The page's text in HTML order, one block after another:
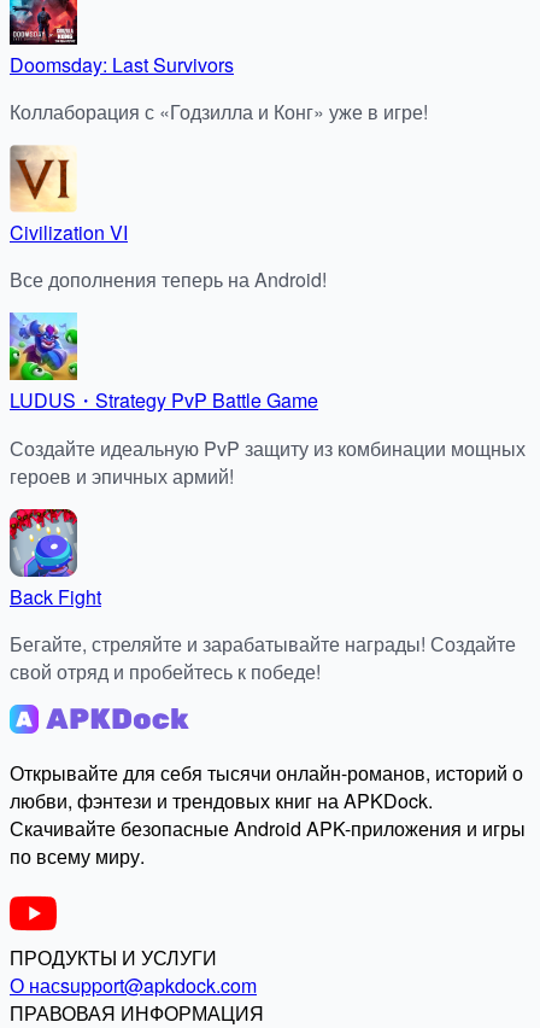
Doomsday: Last Survivors
Коллаборация с «Годзилла и Конг» уже в игре!
Civilization VI
Все дополнения теперь на Android!
LUDUS・Strategy PvP Battle Game
Создайте идеальную PvP защиту из комбинации мощных
героев и эпичных армий!
Back Fight
Бегайте, стреляйте и зарабатывайте награды! Создайте
свой отряд и пробейтесь к победе!
Открывайте для себя тысячи онлайн-романов, историй о
любви, фэнтези и трендовых книг на APKDock.
Скачивайте безопасные Android APK-приложения и игры
по всему миру.
ПРОДУКТЫ И УСЛУГИ
О насsupport@apkdock.com
ПРАВОВАЯ ИНФОРМАЦИЯ